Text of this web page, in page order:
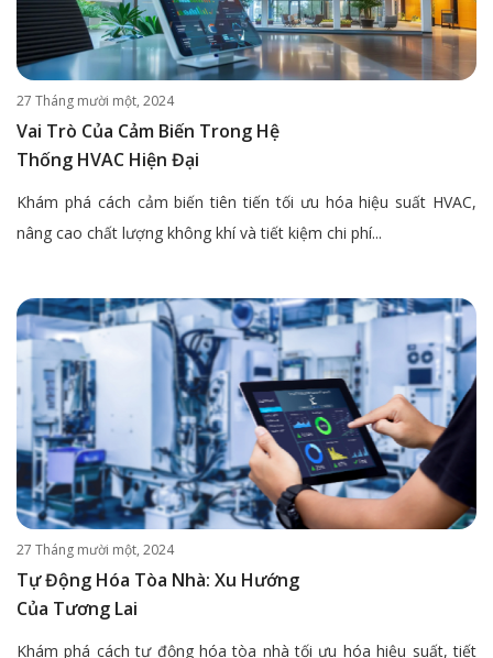
27 Tháng mười một, 2024
Vai Trò Của Cảm Biến Trong Hệ
Thống HVAC Hiện Đại
Khám phá cách cảm biến tiên tiến tối ưu hóa hiệu suất HVAC,
nâng cao chất lượng không khí và tiết kiệm chi phí...
27 Tháng mười một, 2024
Tự Động Hóa Tòa Nhà: Xu Hướng
Của Tương Lai
Khám phá cách tự động hóa tòa nhà tối ưu hóa hiệu suất, tiết